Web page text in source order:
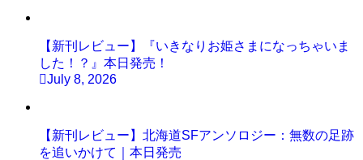
【新刊レビュー】『いきなりお姫さまになっちゃいま
した！？』本日発売！
July 8, 2026
【新刊レビュー】北海道SFアンソロジー：無数の足跡
を追いかけて｜本日発売